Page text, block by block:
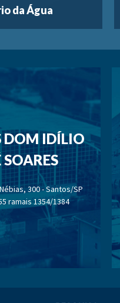
da Água
DOM IDÍLIO
SOARES
300 - Santos/SP
ramais 1354/1384